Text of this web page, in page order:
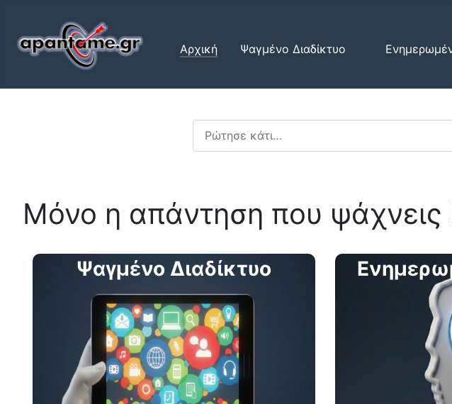
Αρχική Ψαγμένο Διαδίκτυο
Αναζήτηση...
Μόνο η απάντηση που ψάχνεις
Ψαγμένο Διαδίκτυο